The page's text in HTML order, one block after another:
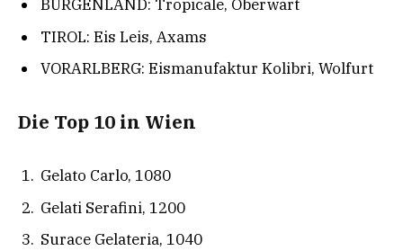
BURGENLAND: Tropicale, Oberwart
TIROL: Eis Leis, Axams
VORARLBERG: Eismanufaktur Kolibri, Wolfurt
Die Top 10 in Wien
Gelato Carlo, 1080
Gelati Serafini, 1200
Surace Gelateria, 1040